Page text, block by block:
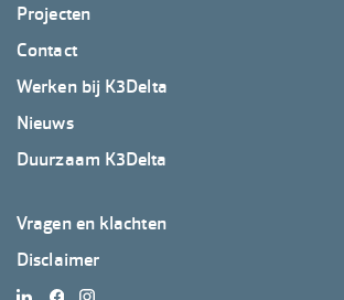
Footer
K3Delta
2
Projecten
Contact
Werken bij K3Delta
Nieuws
Duurzaam K3Delta
Footer
K3Delta
3
Vragen en klachten
Disclaimer